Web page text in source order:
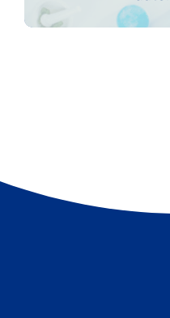
recebidos da